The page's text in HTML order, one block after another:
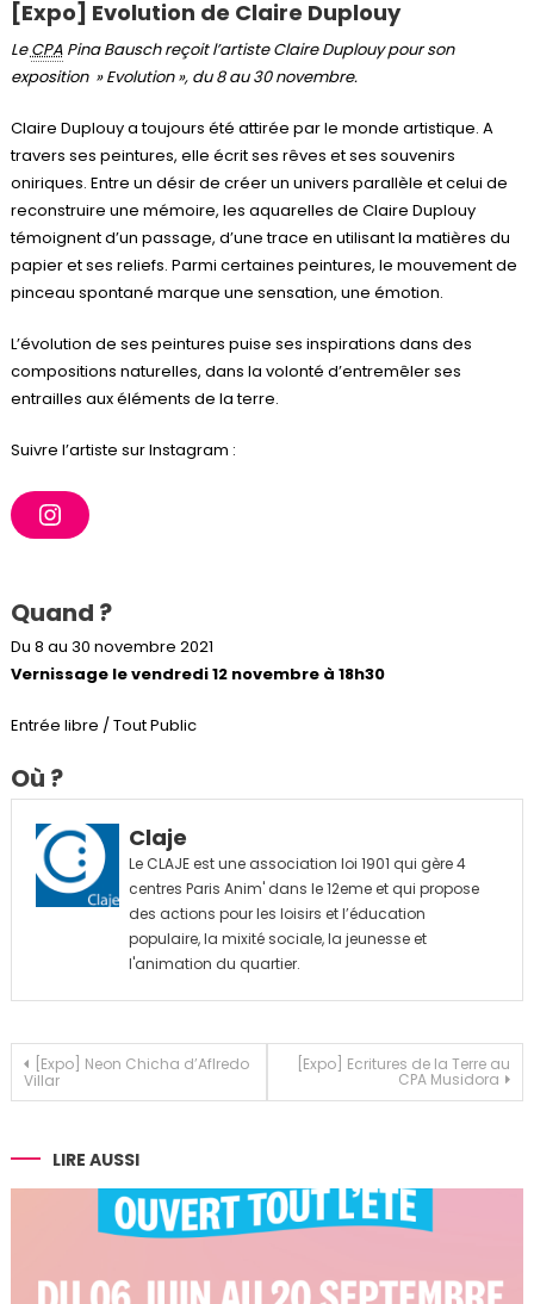
[Expo] Evolution de Claire Duplouy
LeCPAPina Bausch reçoit l’artiste Claire Duplouy pour son
exposition » Evolution », du 8 au 30 novembre.
Claire Duplouy a toujours été attirée par le monde artistique. A
travers ses peintures, elle écrit ses rêves et ses souvenirs
oniriques. Entre un désir de créer un univers parallèle et celui de
reconstruire une mémoire, les aquarelles de Claire Duplouy
témoignent d’un passage, d’une trace en utilisant la matières du
papier et ses reliefs. Parmi certaines peintures, le mouvement de
pinceau spontané marque une sensation, une émotion.
L’évolution de ses peintures puise ses inspirations dans des
compositions naturelles, dans la volonté d’entremêler ses
entrailles aux éléments de la terre.
Suivre l’artiste sur Instagram :
I
n
r
m
Quand ?
Du 8 au 30 novembre 2021
Vernissage le vendredi 12 novembre à 18h30
Entrée libre / Tout Public
Où ?
Claje
Le CLAJE est une association loi 1901 qui gère 4
centres Paris Anim' dans le 12eme et qui propose
des actions pour les loisirs et l’éducation
populaire, la mixité sociale, la jeunesse et
l'animation du quartier.
Navigation
de
l’article
[Expo] Neon Chicha d’Aflredo
Villar
[Expo] Ecritures de la Terre au
CPA Musidora
LIRE AUSSI